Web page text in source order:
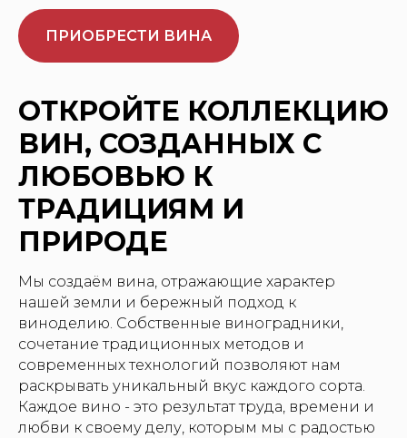
ПРИОБРЕСТИ ВИНА
ОТКРОЙТЕ КОЛЛЕКЦИЮ
ВИН, СОЗДАННЫХ С
ЛЮБОВЬЮ К
ТРАДИЦИЯМ И
ПРИРОДЕ
Мы создаём вина, отражающие характер
нашей земли и бережный подход к
виноделию. Собственные виноградники,
сочетание традиционных методов и
современных технологий позволяют нам
раскрывать уникальный вкус каждого сорта.
Каждое вино - это результат труда, времени и
любви к своему делу, которым мы с радостью